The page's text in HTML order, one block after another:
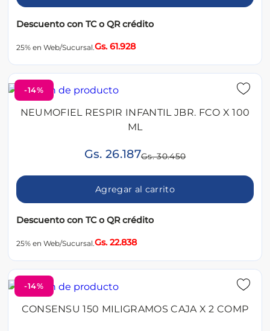
Descuento con TC o QR crédito
25% en Web/Sucursal.Gs. 61.928
-14%
NEUMOFIEL RESPIR INFANTIL JBR. FCO X 100
ML
Gs. 26.187Gs. 30.450
Agregar al carrito
Descuento con TC o QR crédito
25% en Web/Sucursal.Gs. 22.838
-14%
CONSENSU 150 MILIGRAMOS CAJA X 2 COMP